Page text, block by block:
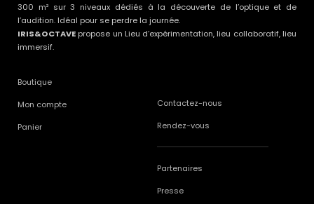
300 m² sur 3 niveaux dédiés à la découverte de l’optique et de
l’audition. Idéal pour se perdre la journée.
IRIS&OCTAVE propose un Lieu d’expérimentation, lieu collaboratif, lieu
immersif.
Boutique
Mon compte
Panier
Contactez-nous
Rendez-vous
Partenaires
Presse